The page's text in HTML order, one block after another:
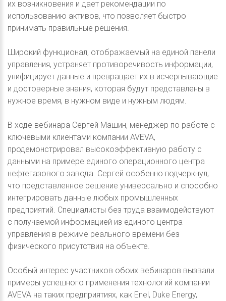
их возникновения и дает рекомендации по
использованию активов, что позволяет быстро
принимать правильные решения.
Широкий функционал, отображаемый на единой панели
управления, устраняет противоречивость информации,
унифицирует данные и превращает их в исчерпывающие
и достоверные знания, которая будут представлены в
нужное время, в нужном виде и нужным людям.
В ходе вебинара Сергей Машин, менеджер по работе с
ключевыми клиентами компании AVEVA,
продемонстрировал высокоэффективную работу с
данными на примере единого операционного центра
нефтегазового завода. Сергей особенно подчеркнул,
что представленное решение универсально и способно
интегрировать данные любых промышленных
предприятий. Специалисты без труда взаимодействуют
с получаемой информацией из единого центра
управления в режиме реального времени без
физического присутствия на объекте.
Особый интерес участников обоих вебинаров вызвали
примеры успешного применения технологий компании
AVEVA на таких предприятиях, как Enel, Duke Energy,